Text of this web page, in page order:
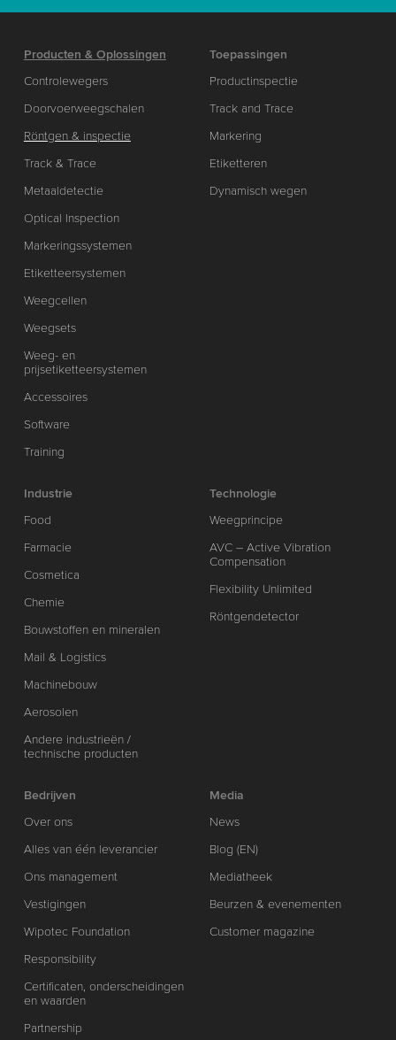
Producten & Oplossingen
Controlewegers
Doorvoerweegschalen
Röntgen & inspectie
Track & Trace
Metaaldetectie
Optical Inspection
Markeringssystemen
Etiketteersystemen
Weegcellen
Weegsets
Weeg- en
prijsetiketteersystemen
Accessoires
Software
Training
Toepassingen
Productinspectie
Track and Trace
Markering
Etiketteren
Dynamisch wegen
Industrie
Food
Farmacie
Cosmetica
Chemie
Bouwstoffen en mineralen
Mail & Logistics
Machinebouw
Aerosolen
Andere industrieën /
technische producten
Technologie
Weegprincipe
AVC – Active Vibration
Compensation
Flexibility Unlimited
Röntgendetector
Bedrijven
Over ons
Alles van één leverancier
Ons management
Vestigingen
Wipotec Foundation
Responsibility
Certificaten, onderscheidingen
en waarden
Partnership
Media
News
Blog (EN)
Mediatheek
Beurzen & evenementen
Customer magazine